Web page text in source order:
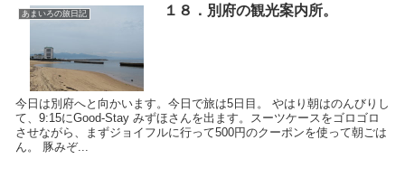
あまいろの旅日記 １８．別府の観光案内所。
今日は別府へと向かいます。今日で旅は5日目。 やはり朝はのんびりし
て、9:15にGood-Stay みずほさんを出ます。スーツケースをゴロゴロ
させながら、まずジョイフルに行って500円のクーポンを使って朝ごは
ん。 豚みぞ...